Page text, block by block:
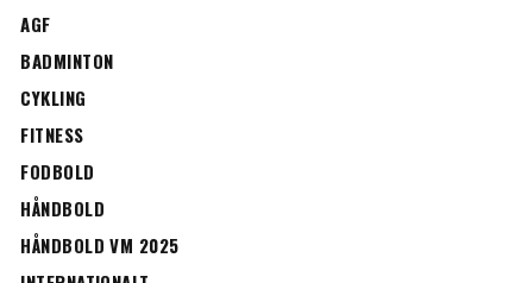
AGF
BADMINTON
CYKLING
FITNESS
FODBOLD
HÅNDBOLD
HÅNDBOLD VM 2025